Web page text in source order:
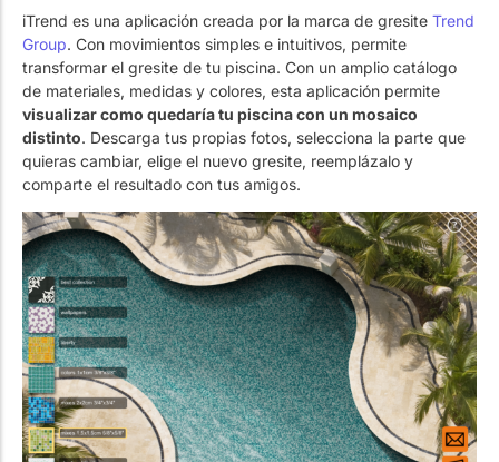
iTrend es una aplicación creada por la marca de gresite Trend
Group. Con movimientos simples e intuitivos, permite
transformar el gresite de tu piscina. Con un amplio catálogo
de materiales, medidas y colores, esta aplicación permite
visualizar como quedaría tu piscina con un mosaico
distinto. Descarga tus propias fotos, selecciona la parte que
quieras cambiar, elige el nuevo gresite, reemplázalo y
comparte el resultado con tus amigos.